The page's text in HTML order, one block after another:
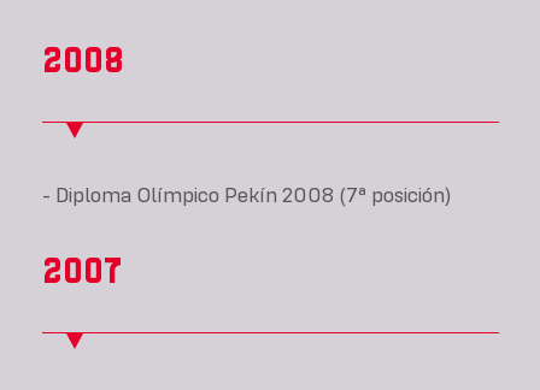
2008
- Diploma Olímpico Pekín 2008 (7ª posición)
2007